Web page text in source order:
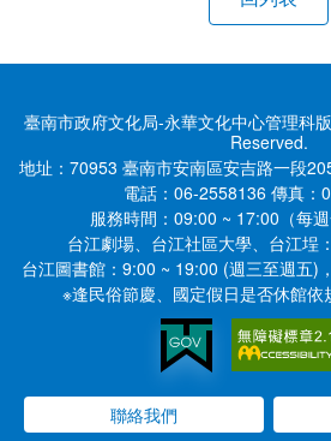
臺南市政府文化局-永華文化中心管理科
Reserved.
地址：70953 臺南市安南區安吉路一段
電話： 06-2558136 傳真：
服務時間： 09:00 ~ 17:00（每週
台江劇場、台江社區大學、台江埕
台江圖書館：9:00 ~ 19:00 (週三至週五)
※逢民俗節慶、國定假日是否休館依
聯絡我們